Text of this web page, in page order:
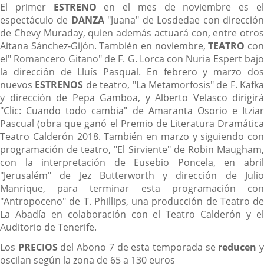
El primer ESTRENO en el mes de noviembre es el
espectáculo de DANZA"Juana" de Losdedae con dirección
de Chevy Muraday, quien además actuará con, entre otros
Aitana Sánchez-Gijón. También en noviembre, TEATRO con
el" Romancero Gitano" de F. G. Lorca con Nuria Espert bajo
la dirección de Lluís Pasqual. En febrero y marzo dos
nuevos ESTRENOS de teatro, "La Metamorfosis" de F. Kafka
y dirección de Pepa Gamboa, y Alberto Velasco dirigirá
"Clic: Cuando todo cambia" de Amaranta Osorio e Itziar
Pascual (obra que ganó el Premio de Literatura Dramática
Teatro Calderón 2018. También en marzo y siguiendo con
programación de teatro, "El Sirviente" de Robin Maugham,
con la interpretación de Eusebio Poncela, en abril
"Jerusalém" de Jez Butterworth y dirección de Julio
Manrique, para terminar esta programación con
"Antropoceno" de T. Phillips, una producción de Teatro de
La Abadía en colaboración con el Teatro Calderón y el
Auditorio de Tenerife.
Los PRECIOS del Abono 7 de esta temporada se reducen y
oscilan según la zona de 65 a 130 euros